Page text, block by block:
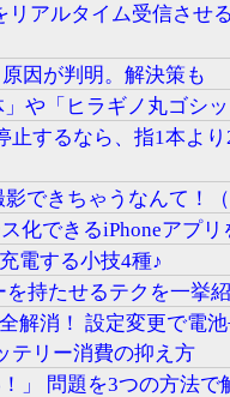
リアルタイム受信させ
因が判明。解決策も
や「ヒラギノ丸ゴシ
止するなら、指1本よ
できちゃうなんて！
化できるiPhoneアプリ
電する小技4種♪
持たせるテクを一挙
解消！ 設定変更で電
テリー消費の抑え方
！」 問題を3つの方法